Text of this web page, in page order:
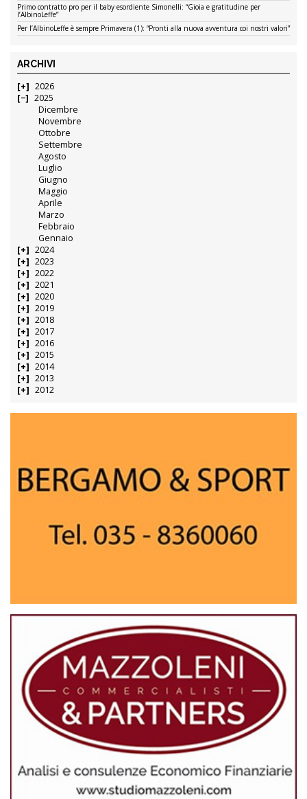
Primo contratto pro per il baby esordiente Simonelli: “Gioia e gratitudine per
l’AlbinoLeffe”
Per l’AlbinoLeffe è sempre Primavera (1): “Pronti alla nuova avventura coi nostri valori”
ARCHIVI
2026
2025
Dicembre
Novembre
Ottobre
Settembre
Agosto
Luglio
Giugno
Maggio
Aprile
Marzo
Febbraio
Gennaio
2024
2023
2022
2021
2020
2019
2018
2017
2016
2015
2014
2013
2012